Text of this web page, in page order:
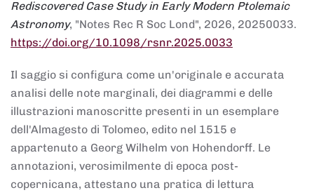
Rediscovered Case Study in Early Modern Ptolemaic
Astronomy, "Notes Rec R Soc Lond", 2026, 20250033.
https://doi.org/10.1098/rsnr.2025.0033
Il saggio si configura come un'originale e accurata
analisi delle note marginali, dei diagrammi e delle
illustrazioni manoscritte presenti in un esemplare
dell'Almagesto di Tolomeo, edito nel 1515 e
appartenuto a Georg Wilhelm von Hohendorff. Le
annotazioni, verosimilmente di epoca post-
copernicana, attestano una pratica di lettura